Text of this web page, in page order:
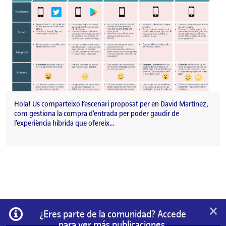
Hola! Us comparteixo l’escenari proposat per en David Martínez,
com gestiona la compra d’entrada per poder gaudir de
l’experiència hibrida que ofereix…
Información
¿Eres parte de la comunidad? Accede
×